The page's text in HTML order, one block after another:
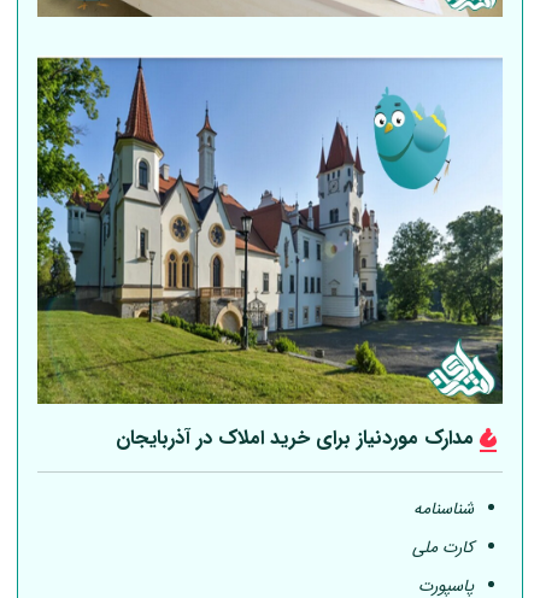
مدارک موردنیاز برای خرید املاک در آذربایجان
شناسنامه
کارت ملی
پاسپورت